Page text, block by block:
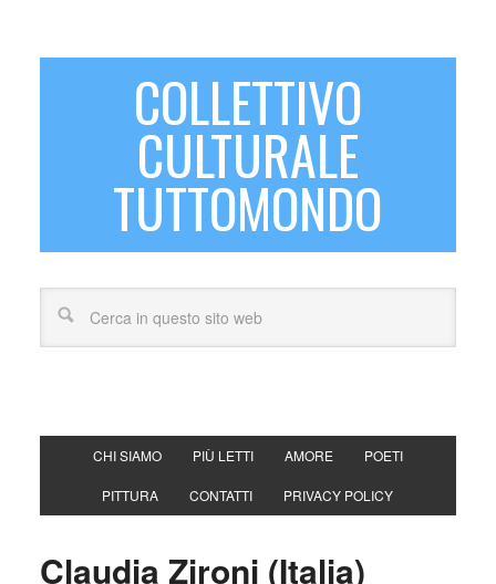
COLLETTIVO
CULTURALE
TUTTOMONDO
CHI SIAMO PIÙ LETTI AMORE POETI
PITTURA CONTATTI PRIVACY POLICY
Claudia Zironi (Italia)